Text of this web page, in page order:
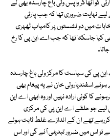
کو اٹھاکر واپس ولی باغ چارسدہ بھی لے
نہایت ضروری تھا کہ جب پارٹی
میں دو نشستوں پر کامیاب ٹھہری
کیا جاسکتا تھا کہ جب اے این پی کا رخ
پی کی سیاست کا مرکز ولی باغ چارسدہ
اسفندیارولی خان نے یہ پیغام بھی
کا کوئی ارادہ نہیں اور وہ ابھی اے این
جو حلقے اے این پی کی مرکزی
تھے ان کے اندازے غلط ثابت ہوئے
تو اس میں ضرور تبدیلی آئے گی اور اس